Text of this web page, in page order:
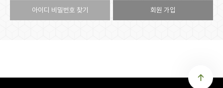
아이디 비밀번호 찾기 회원 가입